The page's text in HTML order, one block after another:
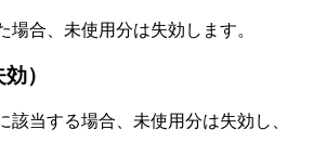
場合、未使用分は失効します。
）
該当する場合、未使用分は失効し、